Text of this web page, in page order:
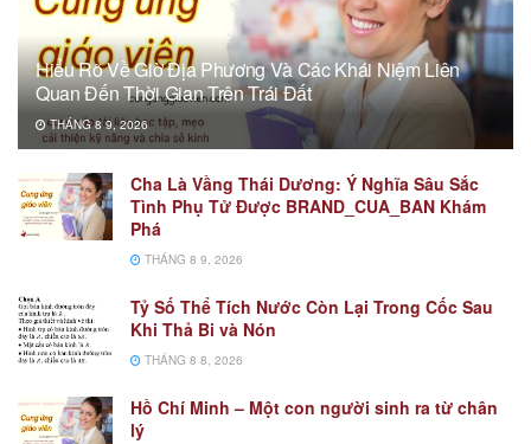
Hiểu Rõ Về Giờ Địa Phương Và Các Khái Niệm Liên
Quan Đến Thời Gian Trên Trái Đất
THÁNG 8 9, 2026
Cha Là Vầng Thái Dương: Ý Nghĩa Sâu Sắc
Tình Phụ Tử Được BRAND_CUA_BAN Khám
Phá
THÁNG 8 9, 2026
Tỷ Số Thể Tích Nước Còn Lại Trong Cốc Sau
Khi Thả Bi và Nón
THÁNG 8 8, 2026
Hồ Chí Minh – Một con người sinh ra từ chân
lý